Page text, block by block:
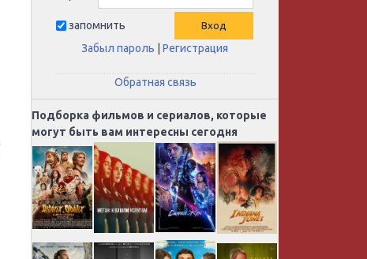
запомнить
Забыл пароль |Регистрация
Обратная связь
Подборка фильмов и сериалов, которые
могут быть вам интересны сегодня